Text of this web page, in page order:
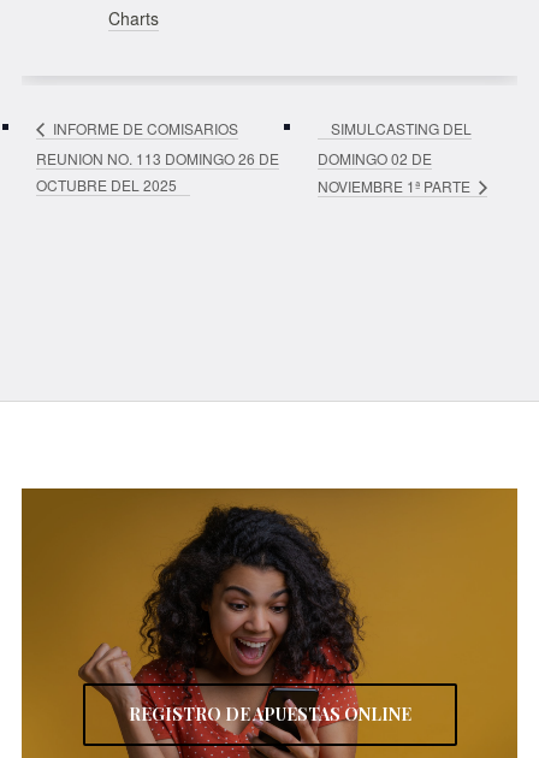
Charts
INFORME DE COMISARIOS
REUNION NO. 113 DOMINGO 26 DE
OCTUBRE DEL 2025
SIMULCASTING DEL
DOMINGO 02 DE
NOVIEMBRE 1ª PARTE
REGISTRO DE APUESTAS ONLINE